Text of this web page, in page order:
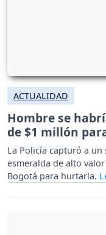
ACTUALIDAD
Hombre se
de $1 millón
La Policía capturó a
esmeralda de alto
Bogotá para hurtarla.